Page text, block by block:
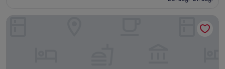
Dolphin Lodge